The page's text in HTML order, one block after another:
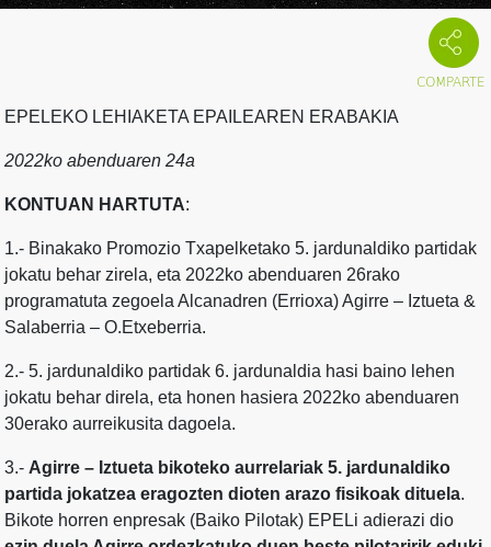
EPELEKO LEHIAKETA EPAILEAREN ERABAKIA
2022ko abenduaren 24a
KONTUAN HARTUTA:
1.- Binakako Promozio Txapelketako 5. jardunaldiko partidak
jokatu behar zirela, eta 2022ko abenduaren 26rako
programatuta zegoela Alcanadren (Errioxa) Agirre – Iztueta &
Salaberria – O.Etxeberria.
2.- 5. jardunaldiko partidak 6. jardunaldia hasi baino lehen
jokatu behar direla, eta honen hasiera 2022ko abenduaren
30erako aurreikusita dagoela.
3.- Agirre – Iztueta bikoteko aurrelariak 5. jardunaldiko
partida jokatzea eragozten dioten arazo fisikoak dituela.
Bikote horren enpresak (Baiko Pilotak) EPELi adierazi dio